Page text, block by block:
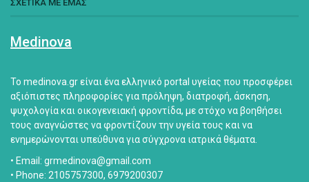
ΣΧΕΤΙΚΑ ΜΕ ΕΜΑΣ
Medinova
Το medinova.gr είναι ένα ελληνικό portal υγείας που προσφέρει
αξιόπιστες πληροφορίες για πρόληψη, διατροφή, άσκηση,
ψυχολογία και οικογενειακή φροντίδα, με στόχο να βοηθήσει
τους αναγνώστες να φροντίζουν την υγεία τους και να
ενημερώνονται υπεύθυνα για σύγχρονα ιατρικά θέματα.
• Email: grmedinova@gmail.com
• Phone: 2105757300, 6979200307